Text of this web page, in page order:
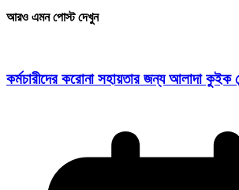
আরও এমন পোস্ট দেখুন
কর্মচারীদের করোনা সহায়তার জন্য আলাদা কুইক